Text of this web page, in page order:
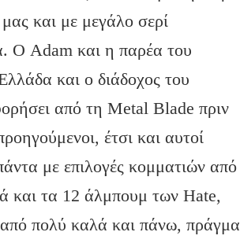
και με μεγάλο σερί
Ο Adam και η παρέα του
και o διάδοχος του
από τη Metal Blade πριν
έτσι και αυτοί
με επιλογές κομματιών από
και τα 12 άλμπουμ των Hate,
από πολύ καλά και πάνω, πράγμα